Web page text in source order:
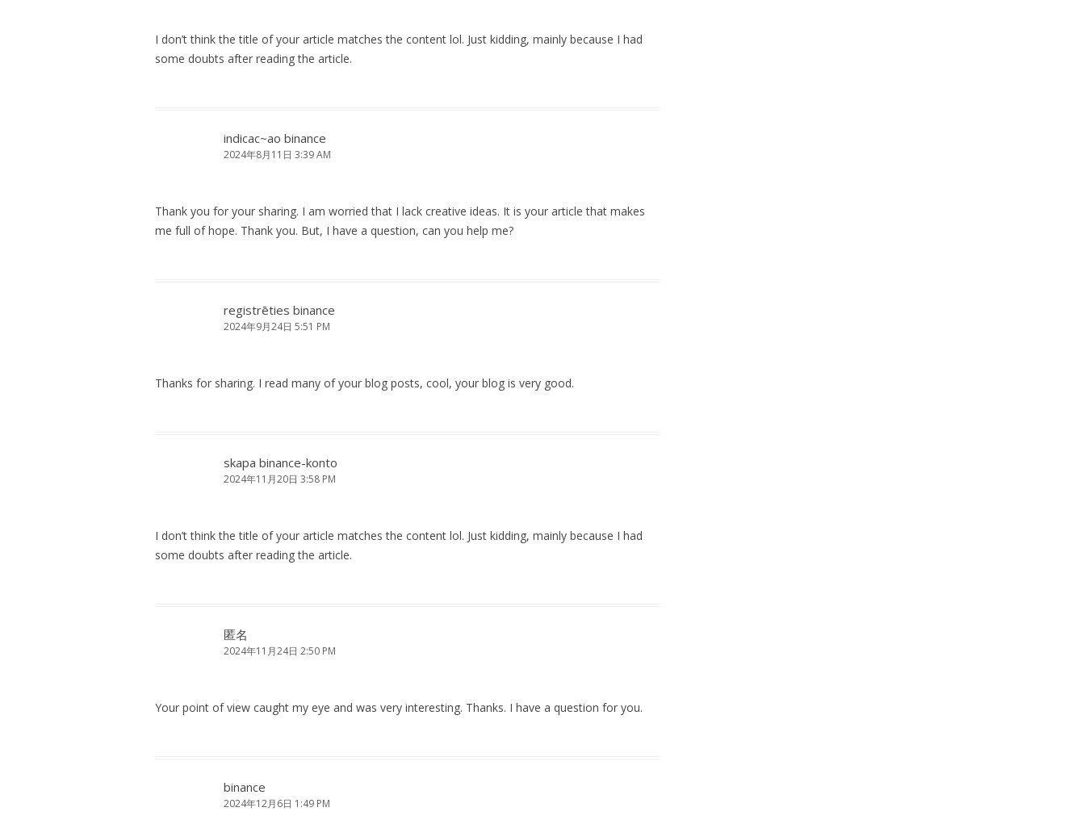
I don’t think the title of your article matches the content lol. Just kidding, mainly because I had
some doubts after reading the article.
indicac~ao binance
2024年8月11日 3:39 AM
Thank you for your sharing. I am worried that I lack creative ideas. It is your article that makes
me full of hope. Thank you. But, I have a question, can you help me?
registrēties binance
2024年9月24日 5:51 PM
Thanks for sharing. I read many of your blog posts, cool, your blog is very good.
skapa binance-konto
2024年11月20日 3:58 PM
I don’t think the title of your article matches the content lol. Just kidding, mainly because I had
some doubts after reading the article.
匿名
2024年11月24日 2:50 PM
Your point of view caught my eye and was very interesting. Thanks. I have a question for you.
binance
2024年12月6日 1:49 PM